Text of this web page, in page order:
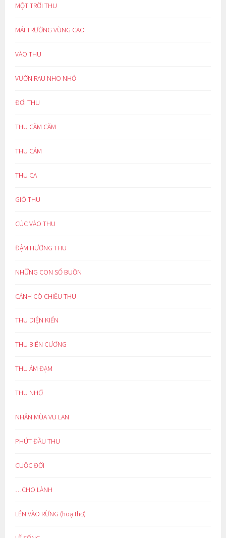
MỘT TRỜI THU
MÁI TRƯỜNG VÙNG CAO
VÀO THU
VƯỜN RAU NHO NHỎ
ĐỢI THU
THU CĂM CĂM
THU CẢM
THU CA
GIÓ THU
CÚC VÀO THU
ĐẬM HƯƠNG THU
NHỮNG CON SỐ BUỒN
CÁNH CÒ CHIỀU THU
THU DIỆN KIẾN
THU BIÊN CƯƠNG
THU ẢM ĐẠM
THU NHỚ
NHÂN MÙA VU LAN
PHÚT ĐẦU THU
CUỘC ĐỜI
…CHO LÀNH
LẺN VÀO RỪNG (hoạ thơ)